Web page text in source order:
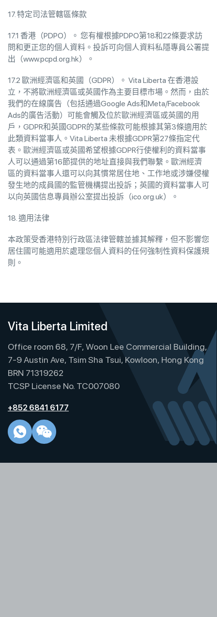
17. 特定司法管轄區條款
17.1 香港（PDPO）。 您有權根據PDPO第18和22條要求訪
問和更正您的個人資料。投訴可向個人資料私隱專員公署提
出（www.pcpd.org.hk）。
17.2 歐洲經濟區和英國（GDPR）。 Vita Liberta 在香港設
立，不將歐洲經濟區或英國作為主要目標市場。然而，由於
我們的在線廣告（包括通過Google Ads和Meta/Facebook
Ads的廣告活動）可能會觸及位於歐洲經濟區或英國的用
戶，GDPR和英國GDPR的某些條款可能根據其第3條適用於
此類資料當事人。Vita Liberta 未根據GDPR第27條指定代
表。歐洲經濟區或英國希望根據GDPR行使權利的資料當事
人可以通過第16節提供的地址直接與我們聯繫。歐洲經濟
區的資料當事人還可以向其慣常居住地、工作地或涉嫌侵權
發生地的成員國的監管機構提出投訴；英國的資料當事人可
以向英國信息專員辦公室提出投訴（ico.org.uk）。
18. 適用法律
本政策受香港特別行政區法律管轄並據其解釋，但不影響您
居住國可能適用於處理您個人資料的任何強制性資料保護規
則。
Vita Liberta Limited
Office room 68, 7/F, Woon Lee Commercial Building,
7-9 Austin Ave, Tsim Sha Tsui, Kowloon, Hong Kong
BRN 71319262
TCSP License No. TC007080
+852 6841 6177